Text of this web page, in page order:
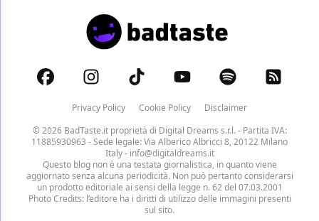
Privacy Policy Cookie Policy
Disclaimer
© 2026 BadTaste.it proprietà di Digital Dreams s.r.l.- Partita IVA:
11885930963 - Sede legale: Via Alberico Albricci 8, 20122 Milano
Italy - info@digitaldreams.it
Questo blog non è una testata giornalistica, in quanto viene
aggiornato senza alcuna periodicità. Non può pertanto considerarsi
un prodotto editoriale ai sensi della legge n. 62 del 07.03.2001
Photo Credits: l’editore ha i diritti di utilizzo delle immagini presenti
sul sito.